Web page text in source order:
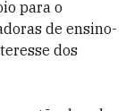
para o
de ensino-
dos